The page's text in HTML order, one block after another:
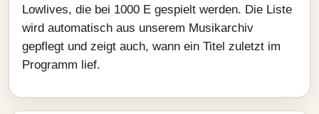
Lowlives, die bei 1000 E gespielt werden. Die Liste
wird automatisch aus unserem Musikarchiv
gepflegt und zeigt auch, wann ein Titel zuletzt im
Programm lief.